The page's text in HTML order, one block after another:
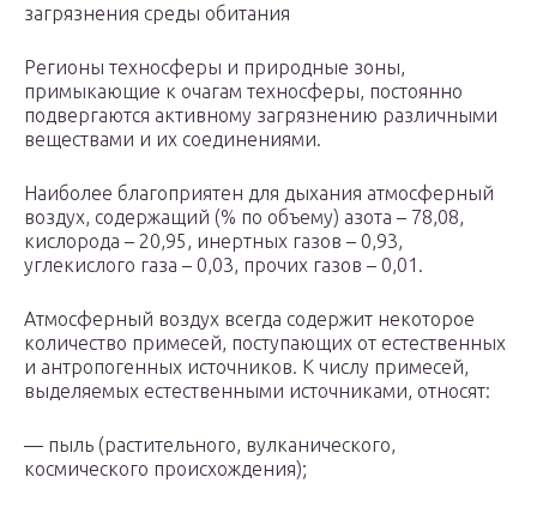
загрязнения среды обитания
Регионы техносферы и природные зоны,
примыкающие к очагам техносферы, постоянно
подвергаются активному загрязнению различными
веществами и их соединениями.
Наиболее благоприятен для дыхания атмосферный
воздух, содержащий (% по объему) азота – 78,08,
кислорода – 20,95, инертных газов – 0,93,
углекислого газа – 0,03, прочих газов – 0,01.
Атмосферный воздух всегда содержит некоторое
количество примесей, поступающих от естественных
и антропогенных источников. К числу примесей,
выделяемых естественными источниками, относят:
— пыль (растительного, вулканического,
космического происхождения);